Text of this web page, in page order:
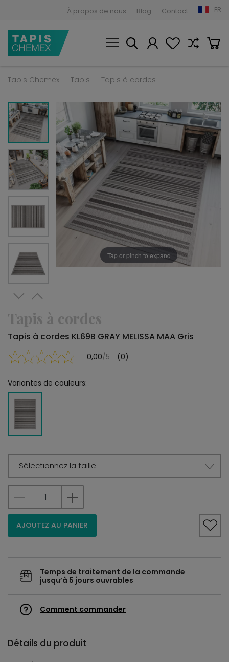
À propos de nous Blog Contact FR
Tapis Chemex Tapis Tapis à cordes
Tap or pinch to expand
Tapis à cordes
Tapis à cordes KL69B GRAY MELISSA MAA Gris
0,00/5 (0)
Variantes de couleurs:
Sélectionnez la taille
AJOUTEZ AU PANIER
Temps de traitement de la commande
jusqu’à 5 jours ouvrables
Comment commander
Détails du produit